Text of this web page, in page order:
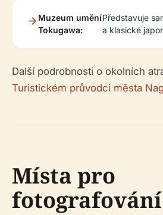
Muzeum umění
Tokugawa:
Představuje
a klasické
Další podrobnosti o okolních
Turistickém průvodci města
Místa pro
fotografování